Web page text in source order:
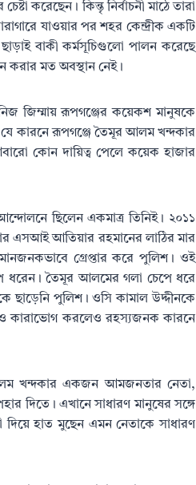
করেছেন। কিন্তৃ নির্বাচনী মাঠে তারা
যাওয়ার পর শহর কেন্দ্রীক একটি
বাকী কর্মসূচিগুলো পালন করেছে
করার মত অবস্থান নেই।
জিম্মায় রূপগঞ্জের কয়েকশ মানুষকে
যে কারনে রূপগঞ্জে তৈমূর আলম খন্দকার
কোন দায়িত্ব পেলে কয়েক হাজার
ছিলেন একমাত্র তিনিই। ২০১১
এসআই আতিয়ার রহমানের লাঠির মার
গ্রেপ্তার করে পুলিশ। ওই
ধরেন। তৈমূর আলমের গলা চেপে ধরে
ছাড়েনি পুলিশ। ওসি কামাল উদ্দীনকে
ও কারাভোগ করলেও রহস্যজনক কারনে
খন্দকার একজন আমজনতার নেতা,
দিতে। এখানে সাধারণ মানুষের সঙ্গে
দিয়ে হাত মুছেন এমন নেতাকে সাধারণ